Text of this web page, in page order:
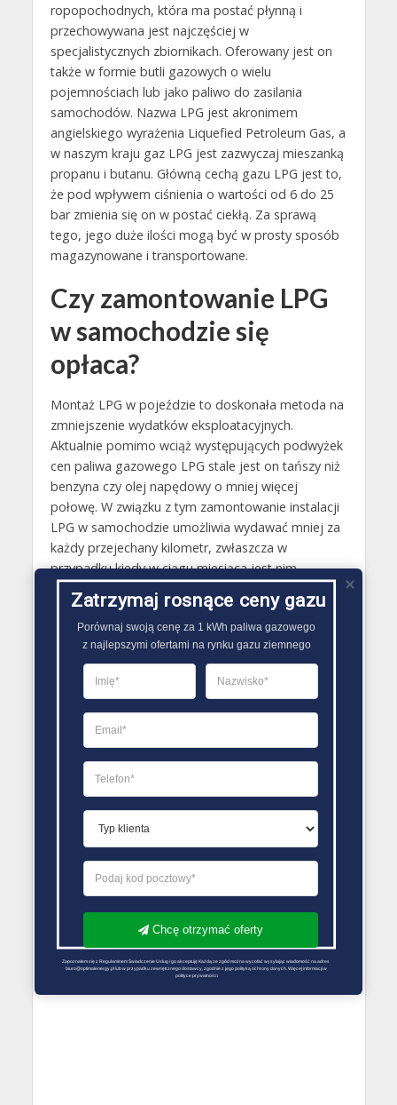
ropopochodnych, która ma postać płynną i
przechowywana jest najczęściej w
specjalistycznych zbiornikach. Oferowany jest on
także w formie butli gazowych o wielu
pojemnościach lub jako paliwo do zasilania
samochodów. Nazwa LPG jest akronimem
angielskiego wyrażenia Liquefied Petroleum Gas, a
w naszym kraju gaz LPG jest zazwyczaj mieszanką
propanu i butanu. Główną cechą gazu LPG jest to,
że pod wpływem ciśnienia o wartości od 6 do 25
bar zmienia się on w postać ciekłą. Za sprawą
tego, jego duże ilości mogą być w prosty sposób
magazynowane i transportowane.
Czy zamontowanie LPG
w samochodzie się
opłaca?
Montaż LPG w pojeździe to doskonała metoda na
zmniejszenie wydatków eksploatacyjnych.
Aktualnie pomimo wciąż występujących podwyżek
cen paliwa gazowego LPG stale jest on tańszy niż
benzyna czy olej napędowy o mniej więcej
połowę. W związku z tym zamontowanie instalacji
LPG w samochodzie umożliwia wydawać mniej za
każdy przejechany kilometr, zwłaszcza w
przypadku kiedy w ciągu miesiąca jest nim
przejeżdżanych wiele kilometrów. Koszt jej
zamontowania zwraca się zazwyczaj po mniej
więcej 12 miesiącach..
PORÓWNYWARKA OFERT GAZU
Zatrzymaj rosnące ceny gazu
Porównaj swoją cenę za 1 kWh paliwa gazowego
z najlepszymi ofertami na rynku gazu ziemnego
Chcę otrzymać oferty
Zapoznałem się z Regulaminem Świadczenie Usług i go akceptuję Każdą ze zgód można wycofać wysyłając wiadomość na adres
biuro@optimalenergy.pl lub w przypadku zewnętrznego dostawcy, zgodnie z jego polityką ochrony danych. Więcej informacji w
polityce prywatności